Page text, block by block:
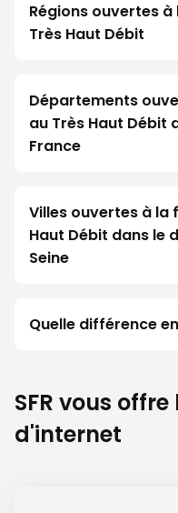
Régions ouvertes
Très Haut Débit
Départements
au Très Haut Débit
France
Villes ouvertes à la
Haut Débit dans le
Seine
Quelle différence
SFR vous
d'internet